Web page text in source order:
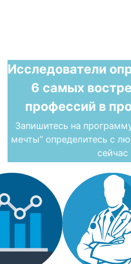
Исследователи
6 самых
профессий в
Запишитесь на
мечты” определитесь с
сейчас